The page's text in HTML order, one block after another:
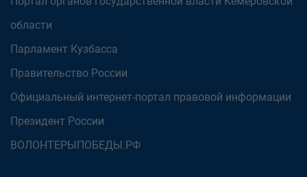
области
Парламент Кузбасса
Правительство России
Официальный интернет-портал правовой информации
Президент России
ВОЛОНТЕРЫПОБЕДЫ.РФ